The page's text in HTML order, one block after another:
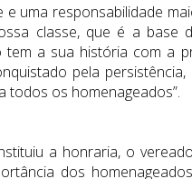
e uma responsabilidade
classe, que é a base
tem a sua história com a
pela
todos os homenageados”.
a honraria, o
dos